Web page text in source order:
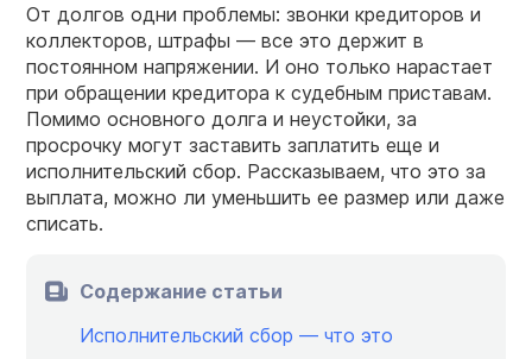
От долгов одни проблемы: звонки кредиторов и
коллекторов, штрафы — все это держит в
постоянном напряжении. И оно только нарастает
при обращении кредитора к судебным приставам.
Помимо основного долга и неустойки, за
просрочку могут заставить заплатить еще и
исполнительский сбор. Рассказываем, что это за
выплата, можно ли уменьшить ее размер или даже
списать.
Содержание статьи
Исполнительский сбор — что это